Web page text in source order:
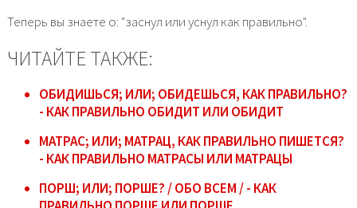
Теперь вы знаете о: "заснул или уснул как правильно".
ЧИТАЙТЕ ТАКЖЕ:
ОБИДИШЬСЯ; ИЛИ; ОБИДЕШЬСЯ, КАК ПРАВИЛЬНО?
- КАК ПРАВИЛЬНО ОБИДИТ ИЛИ ОБИДИТ
МАТРАС; ИЛИ; МАТРАЦ, КАК ПРАВИЛЬНО ПИШЕТСЯ?
- КАК ПРАВИЛЬНО МАТРАСЫ ИЛИ МАТРАЦЫ
ПОРШ; ИЛИ; ПОРШЕ? / ОБО ВСЕМ / - КАК